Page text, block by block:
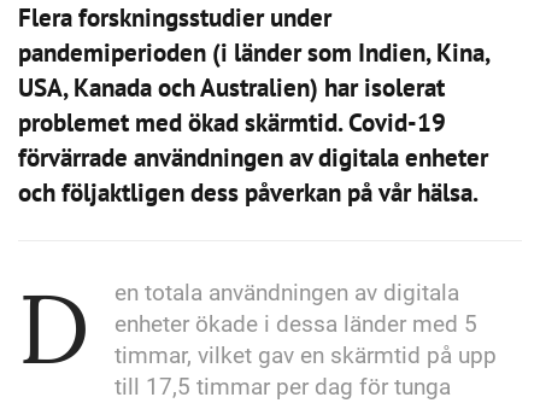
Flera forskningsstudier under
pandemiperioden (i länder som Indien, Kina,
USA, Kanada och Australien) har isolerat
problemet med ökad skärmtid. Covid-19
förvärrade användningen av digitala enheter
och följaktligen dess påverkan på vår hälsa.
D
en totala användningen av digitala
enheter ökade i dessa länder med 5
timmar, vilket gav en skärmtid på upp
till 17,5 timmar per dag för tunga